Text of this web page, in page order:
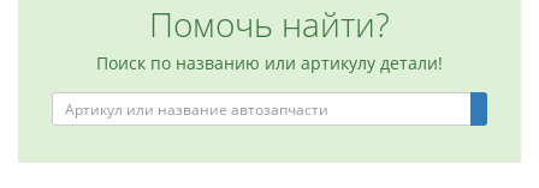
Помочь найти?
Поиск по названию или артикулу детали!